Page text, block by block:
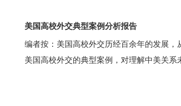
美国高校外交典型案例分析报告
编者按：美国高校外交历经百余年的发展
美国高校外交的典型案例，对理解中美关系